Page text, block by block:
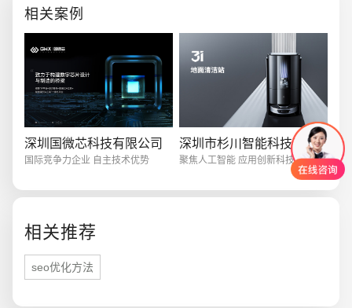
相关案例
深圳国微芯科技有限公司
国际竞争力企业 自主技术优势
深圳市杉川智能科技有限公司
聚焦人工智能 应用创新科技
相关推荐
seo优化方法